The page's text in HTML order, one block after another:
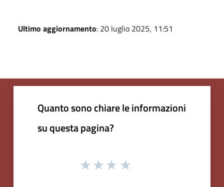
Ultimo aggiornamento: 20 luglio 2025, 11:51
Quanto sono chiare le informazioni
su questa pagina?